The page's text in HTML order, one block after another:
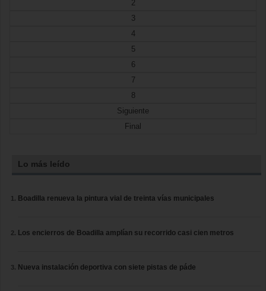
2
3
4
5
6
7
8
Siguiente
Final
Lo más leído
Boadilla renueva la pintura vial de treinta vías municipales
Los encierros de Boadilla amplían su recorrido casi cien metros
Nueva instalación deportiva con siete pistas de páde